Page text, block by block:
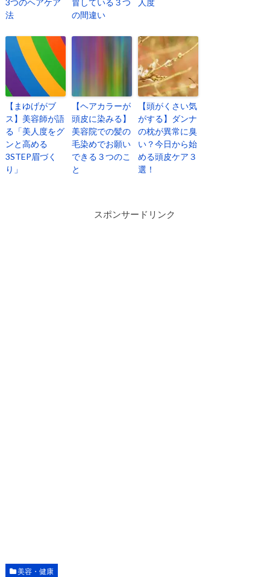
3つのヘアケア
法
冒している３つ
の間違い
人度
【まゆげがブ
ス】美容師が語
る「美人度をグ
ンと高める
3STEP眉づく
り」
【ヘアカラーが
頭皮に染みる】
美容院での髪の
毛染めでお願い
できる３つのこ
と
【頭がくさい気
がする】ダンナ
の枕が異常に臭
い？今日から始
める頭皮ケア３
選！
スポンサードリンク
美容・健康